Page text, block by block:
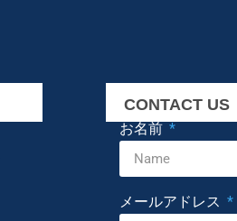
CONTACT US
お名前
メールアドレス